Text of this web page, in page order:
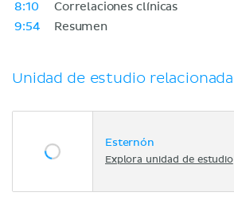
8:10
Correlaciones clínicas
9:54
Resumen
Unidad de estudio relacionada
Esternón
Explora unidad de estudio